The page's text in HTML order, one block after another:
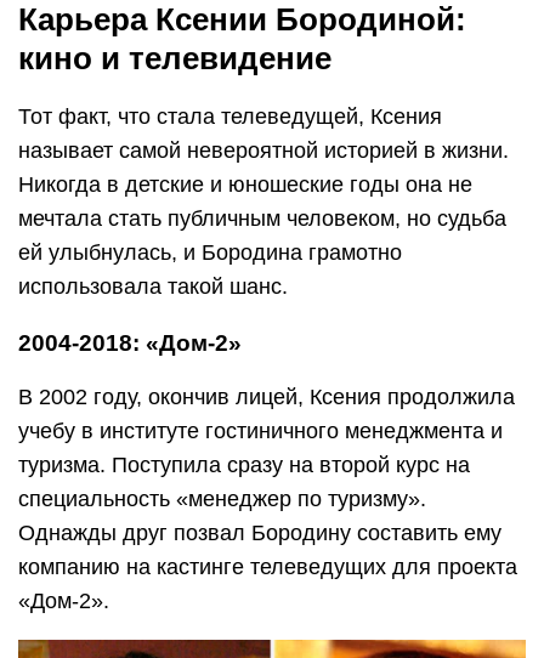
Карьера Ксении Бородиной:
кино и телевидение
Тот факт, что стала телеведущей, Ксения
называет самой невероятной историей в жизни.
Никогда в детские и юношеские годы она не
мечтала стать публичным человеком, но судьба
ей улыбнулась, и Бородина грамотно
использовала такой шанс.
2004-2018: «Дом-2»
В 2002 году, окончив лицей, Ксения продолжила
учебу в институте гостиничного менеджмента и
туризма. Поступила сразу на второй курс на
специальность «менеджер по туризму».
Однажды друг позвал Бородину составить ему
компанию на кастинге телеведущих для проекта
«Дом-2».